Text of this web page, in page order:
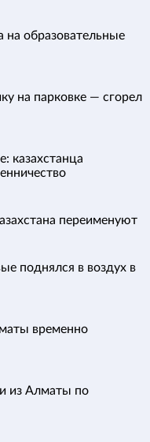
на образовательные
на парковке — сгорел
казахстанца
переименуют
поднялся в воздух в
временно
из Алматы по